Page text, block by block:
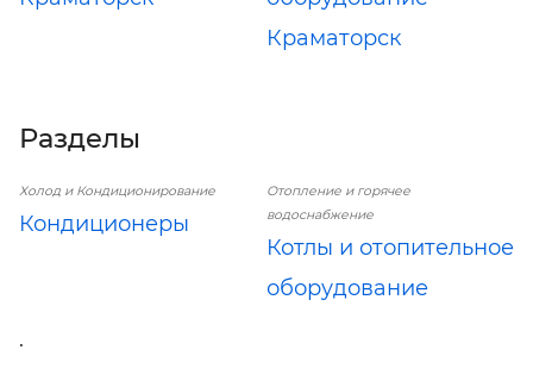
Краматорск
Разделы
Холод и Кондиционирование
Кондиционеры
Отопление и горячее
водоснабжение
Котлы и отопительное
оборудование
.